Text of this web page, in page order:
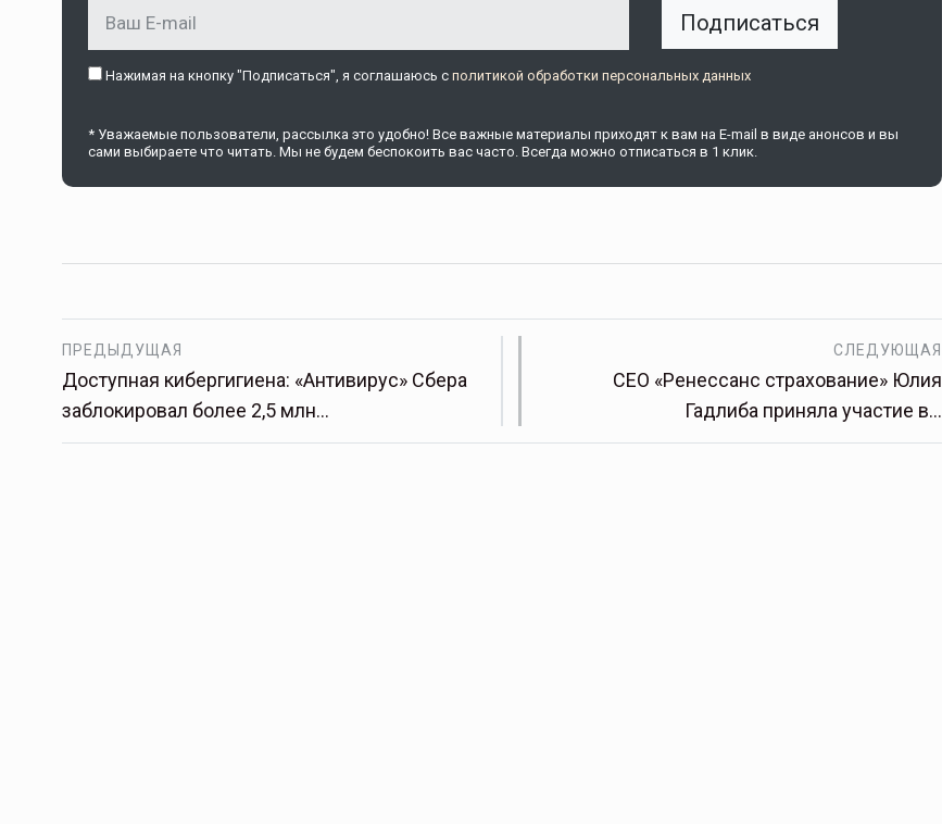
Подписаться
Нажимая на кнопку "Подписаться", я соглашаюсь c политикой обработки персональных данных
* Уважаемые пользователи, рассылка это удобно! Все важные материалы приходят к вам на E-mail в виде анонсов и вы
сами выбираете что читать. Мы не будем беспокоить вас часто. Всегда можно отписаться в 1 клик.
ПРЕДЫДУЩАЯ
Доступная кибергигиена: «Антивирус» Сбера
заблокировал более 2,5 млн…
СЛЕДУЮЩАЯ
CEO «Ренессанс страхование» Юлия
Гадлиба приняла участие в…